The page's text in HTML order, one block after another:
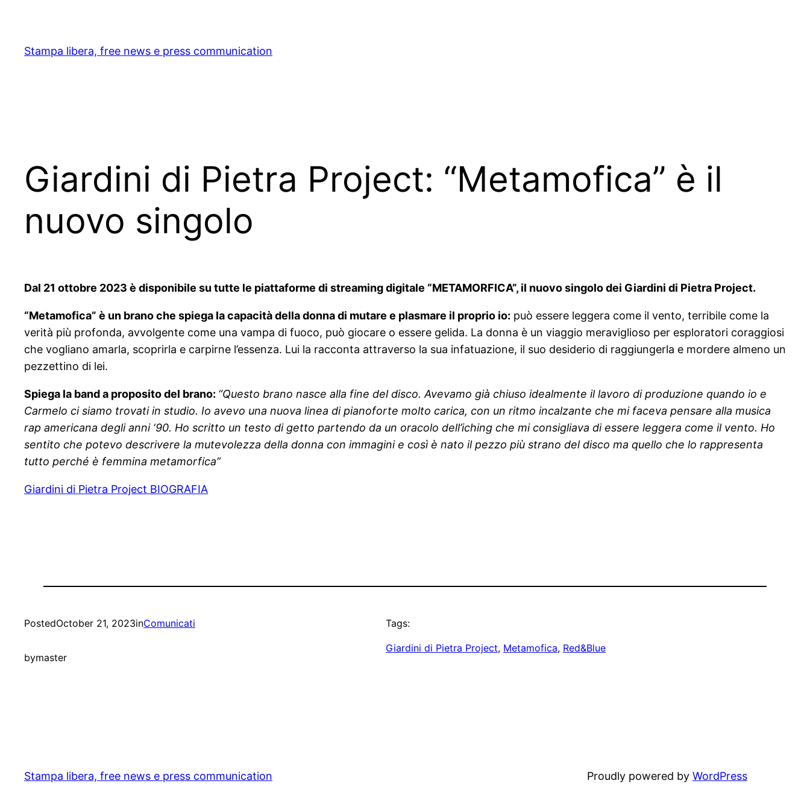
content
Stampa libera, free news e press communication
Giardini di Pietra Project: “Metamofica” è il
nuovo singolo
Dal 21 ottobre 2023 è disponibile su tutte le piattaforme di streaming digitale “METAMORFICA”, il nuovo singolo dei Giardini di Pietra Project.
“Metamofica” è un brano che spiega la capacità della donna di mutare e plasmare il proprio io: può essere leggera come il vento, terribile come la
verità più profonda, avvolgente come una vampa di fuoco, può giocare o essere gelida. La donna è un viaggio meraviglioso per esploratori coraggiosi
che vogliano amarla, scoprirla e carpirne l’essenza. Lui la racconta attraverso la sua infatuazione, il suo desiderio di raggiungerla e mordere almeno un
pezzettino di lei.
Spiega la band a proposito del brano: “Questo brano nasce alla fine del disco. Avevamo già chiuso idealmente il lavoro di produzione quando io e
Carmelo ci siamo trovati in studio. Io avevo una nuova linea di pianoforte molto carica, con un ritmo incalzante che mi faceva pensare alla musica
rap americana degli anni ‘90. Ho scritto un testo di getto partendo da un oracolo dell’iching che mi consigliava di essere leggera come il vento. Ho
sentito che potevo descrivere la mutevolezza della donna con immagini e così è nato il pezzo più strano del disco ma quello che lo rappresenta
tutto perché è femmina metamorfica”
Giardini di Pietra Project BIOGRAFIA
PostedOctober 21, 2023inComunicati
bymaster
Tags:
Giardini di Pietra Project, Metamofica, Red&Blue
Stampa libera, free news e press communication Proudly powered by WordPress